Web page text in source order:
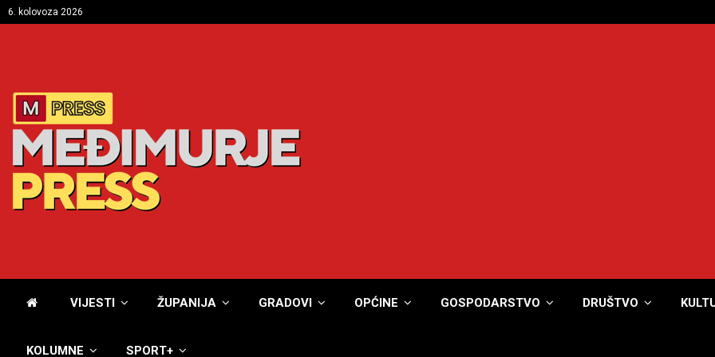
6. kolovoza 2026
VIJESTI ŽUPANIJA GRADOVI OPĆINE GOSPODARSTVO DRUŠTVO
KOLUMNE SPORT+